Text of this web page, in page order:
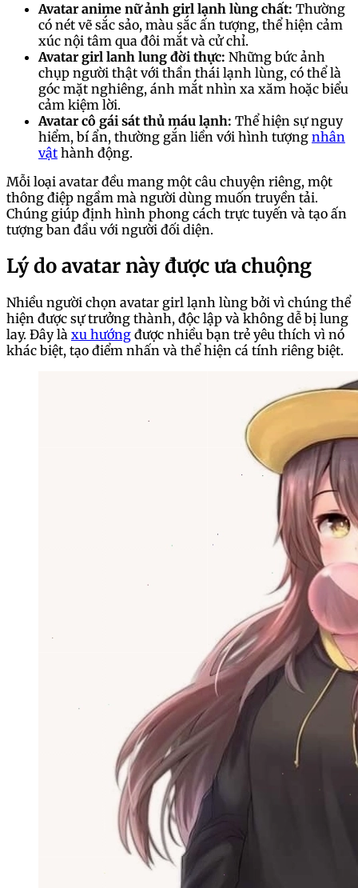
Avatar anime nữ ảnh girl lạnh lùng chất: Thường
có nét vẽ sắc sảo, màu sắc ấn tượng, thể hiện cảm
xúc nội tâm qua đôi mắt và cử chỉ.
Avatar girl lanh lung đời thực: Những bức ảnh
chụp người thật với thần thái lạnh lùng, có thể là
góc mặt nghiêng, ánh mắt nhìn xa xăm hoặc biểu
cảm kiệm lời.
Avatar cô gái sát thủ máu lạnh: Thể hiện sự nguy
hiểm, bí ẩn, thường gắn liền với hình tượng nhân
vật hành động.
Mỗi loại avatar đều mang một câu chuyện riêng, một
thông điệp ngầm mà người dùng muốn truyền tải.
Chúng giúp định hình phong cách trực tuyến và tạo ấn
tượng ban đầu với người đối diện.
Lý do avatar này được ưa chuộng
Nhiều người chọn avatar girl lạnh lùng bởi vì chúng thể
hiện được sự trưởng thành, độc lập và không dễ bị lung
lay. Đây là xu hướng được nhiều bạn trẻ yêu thích vì nó
khác biệt, tạo điểm nhấn và thể hiện cá tính riêng biệt.